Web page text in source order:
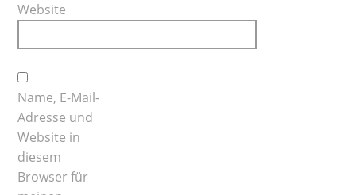
Website
Name, E-Mail-
Adresse und
Website in
diesem
Browser für